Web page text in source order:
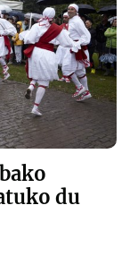
du